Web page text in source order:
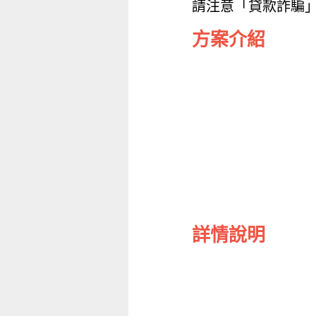
請注意「貸款詐騙
方案介紹
詳情說明